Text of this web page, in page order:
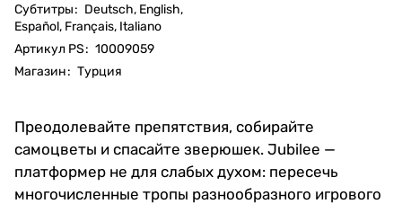
Субтитры: Deutsch, English,
Español, Français, Italiano
Артикул PS: 10009059
Магазин: Турция
Преодолевайте препятствия, собирайте
самоцветы и спасайте зверюшек. Jubilee —
платформер не для слабых духом: пересечь
многочисленные тропы разнообразного игрового